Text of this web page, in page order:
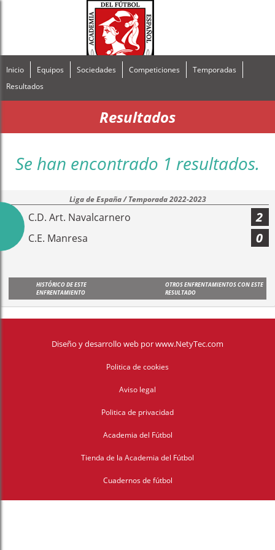
Inicio Equipos Sociedades Competiciones
Temporadas
Resultados
Resultados
Se han encontrado 1 resultados.
Liga de España / Temporada 2022-2023
C.D. Art. Navalcarnero 2
C.E. Manresa 0
HISTÓRICO DE ESTE
ENFRENTAMIENTO
OTROS ENFRENTAMIENTOS CON ESTE
RESULTADO
Diseño y desarrollo web porwww.NetyTec.com
Politica de cookies
Aviso legal
Politica de privacidad
Academia del Fútbol
Tienda de la Academia del Fútbol
Cuadernos de fútbol